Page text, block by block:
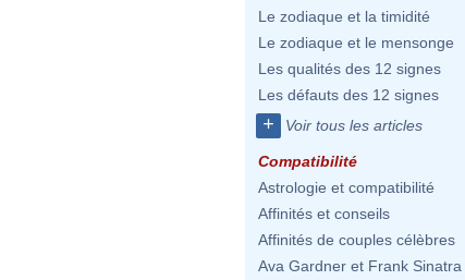
Le zodiaque et la timidité
Le zodiaque et le mensonge
Les qualités des 12 signes
Les défauts des 12 signes
+ Voir tous les articles
Compatibilité
Astrologie et compatibilité
Affinités et conseils
Affinités de couples célèbres
Ava Gardner et Frank Sinatra